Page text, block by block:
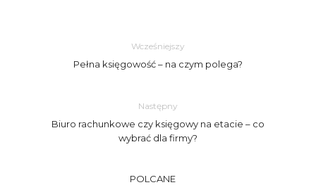
Wcześniejszy
Pełna księgowość – na czym polega?
Następny
Biuro rachunkowe czy księgowy na etacie – co
wybrać dla firmy?
POLCANE